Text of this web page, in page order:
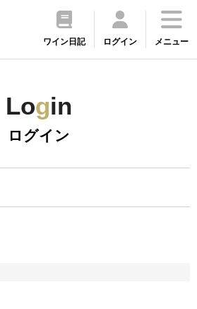
ワイン日記 ログイン メニュー
Login
ログイン